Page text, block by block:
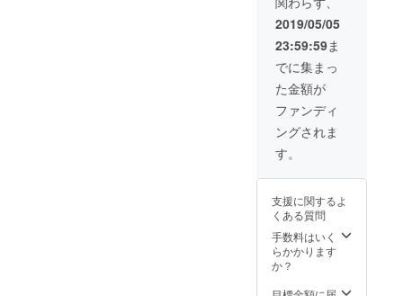
いたし
ます。
2019/05/05
23:59:59ま
でに集まっ
た金額が
ファンディ
ングされま
す。
支援に関するよ
くある質問
手数料はいく
らかかります
か？